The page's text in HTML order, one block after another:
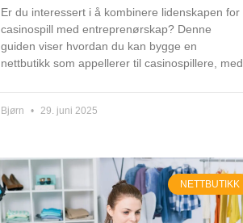
Er du interessert i å kombinere lidenskapen for
casinospill med entreprenørskap? Denne
guiden viser hvordan du kan bygge en
nettbutikk som appellerer til casinospillere, med
Bjørn 29. juni 2025
NETTBUTIKK